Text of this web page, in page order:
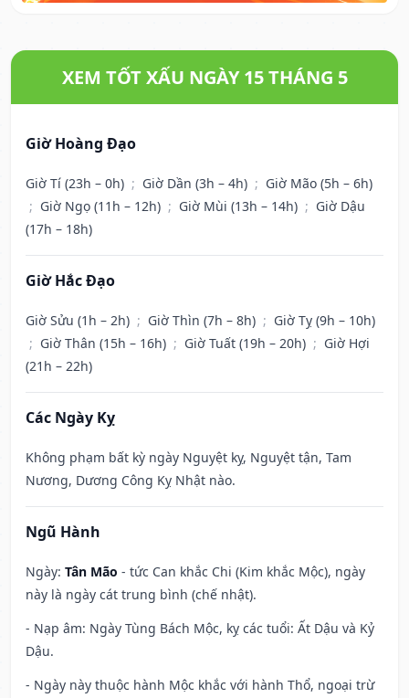
XEM TỐT XẤU NGÀY 15 THÁNG 5
Giờ Hoàng Đạo
Giờ Tí (23h – 0h) ; Giờ Dần (3h – 4h) ; Giờ Mão (5h – 6h)
; Giờ Ngọ (11h – 12h) ; Giờ Mùi (13h – 14h) ; Giờ Dậu
(17h – 18h)
Giờ Hắc Đạo
Giờ Sửu (1h – 2h) ; Giờ Thìn (7h – 8h) ; Giờ Tỵ (9h – 10h)
; Giờ Thân (15h – 16h) ; Giờ Tuất (19h – 20h) ; Giờ Hợi
(21h – 22h)
Các Ngày Kỵ
Không phạm bất kỳ ngày Nguyệt kỵ, Nguyệt tận, Tam
Nương, Dương Công Kỵ Nhật nào.
Ngũ Hành
Ngày: Tân Mão - tức Can khắc Chi (Kim khắc Mộc), ngày
này là ngày cát trung bình (chế nhật).
- Nạp âm: Ngày Tùng Bách Mộc, kỵ các tuổi: Ất Dậu và Kỷ
Dậu.
- Ngày này thuộc hành Mộc khắc với hành Thổ, ngoại trừ